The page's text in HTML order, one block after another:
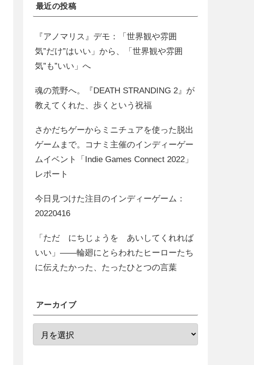
最近の投稿
『アノマリス』デモ：「世界観や雰囲
気”だけ”はいい」から、「世界観や雰囲
気”も”いい」へ
魂の荒野へ。『DEATH STRANDING 2』が
教えてくれた、歩くという祝福
さかだちゲーからミニチュアを使った脱出
ゲームまで。コナミ主催のインディーゲー
ムイベント「Indie Games Connect 2022」
レポート
今日見つけた注目のインディーゲーム：
20220416
「ただ にちじょうを あいしてくれれば
いい」――輪廻にとらわれたヒーローたち
に伝えたかった、たったひとつの言葉
アーカイブ